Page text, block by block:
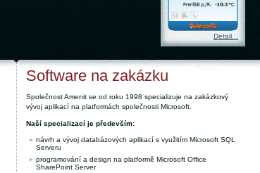
Detail...
Software na zakázku
Společnost Amenit se od roku 1998 specializuje na zakázkový
vývoj aplikací na platformách společnosti Microsoft.
Naší specializací je především:
návrh a vývoj databázových aplikací s využitím Microsoft SQL
Serveru
programování a design na platformě Microsoft Office
SharePoint Server